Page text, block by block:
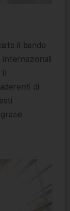
il bando
Il
di